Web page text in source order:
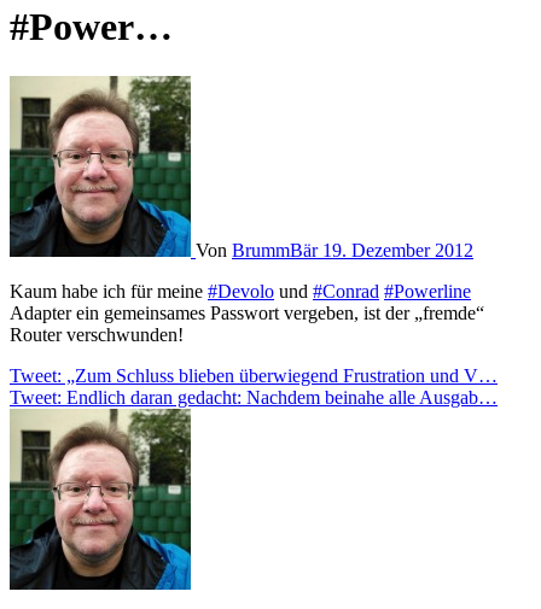
#Power…
Von BrummBär 19. Dezember 2012
Kaum habe ich für meine #Devolo und #Conrad #Powerline
Adapter ein gemeinsames Passwort vergeben, ist der „fremde“
Router verschwunden!
Beitragsnavigation
Tweet: „Zum Schluss blieben überwiegend Frustration und V…
Tweet: Endlich daran gedacht: Nachdem beinahe alle Ausgab…